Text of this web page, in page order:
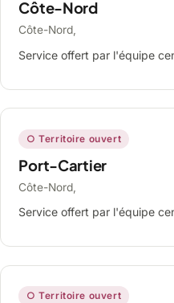
Côte-Nord
Côte-Nord,
Service offert par l'équipe
○ Territoire ouvert
Port-Cartier
Côte-Nord,
Service offert par l'équipe
○ Territoire ouvert